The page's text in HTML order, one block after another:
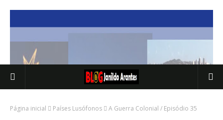
Página inicial Países Lusófonos A Guerra Colonial / Episódio 35